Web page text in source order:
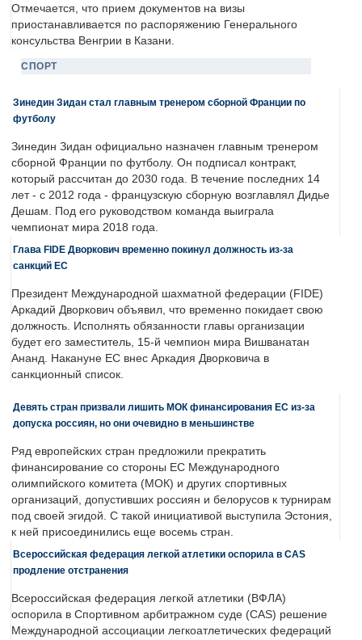
Отмечается, что прием документов на визы
приостанавливается по распоряжению Генерального
консульства Венгрии в Казани.
СПОРТ
Зинедин Зидан стал главным тренером сборной Франции по
футболу
Зинедин Зидан официально назначен главным тренером
сборной Франции по футболу. Он подписал контракт,
который рассчитан до 2030 года. В течение последних 14
лет - с 2012 года - французскую сборную возглавлял Дидье
Дешам. Под его руководством команда выиграла
чемпионат мира 2018 года.
Глава FIDE Дворкович временно покинул должность из-за
санкций ЕС
Президент Международной шахматной федерации (FIDE)
Аркадий Дворкович объявил, что временно покидает свою
должность. Исполнять обязанности главы организации
будет его заместитель, 15-й чемпион мира Вишванатан
Ананд. Накануне ЕС внес Аркадия Дворковича в
санкционный список.
Девять стран призвали лишить МОК финансирования ЕС из-за
допуска россиян, но они очевидно в меньшинстве
Ряд европейских стран предложили прекратить
финансирование со стороны ЕС Международного
олимпийского комитета (МОК) и других спортивных
организаций, допустивших россиян и белорусов к турнирам
под своей эгидой. С такой инициативой выступила Эстония,
к ней присоединились еще восемь стран.
Всероссийская федерация легкой атлетики оспорила в CAS
продление отстранения
Всероссийская федерация легкой атлетики (ВФЛА)
оспорила в Спортивном арбитражном суде (CAS) решение
Международной ассоциации легкоатлетических федераций